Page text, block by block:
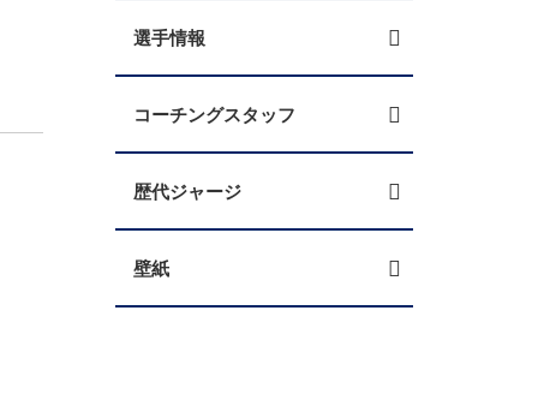
選手情報
コーチングスタッフ
歴代ジャージ
壁紙